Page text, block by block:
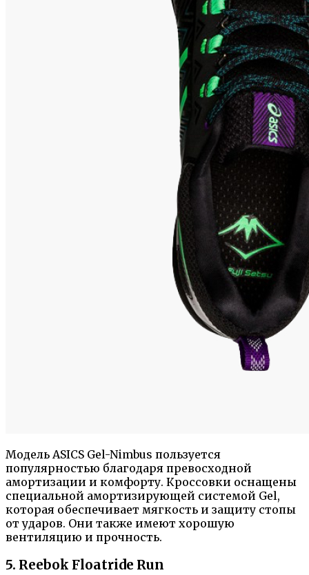
Модель ASICS Gel-Nimbus пользуется
популярностью благодаря превосходной
амортизации и комфорту. Кроссовки оснащены
специальной амортизирующей системой Gel,
которая обеспечивает мягкость и защиту стопы
от ударов. Они также имеют хорошую
вентиляцию и прочность.
5. Reebok Floatride Run